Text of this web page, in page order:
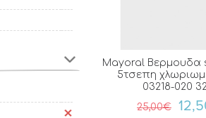
Mayoral Βερμουδα
5τσεπη
03218-020
25,00€